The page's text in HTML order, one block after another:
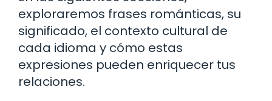
exploraremos frases románticas, su
significado, el contexto cultural de
cada idioma y cómo estas
expresiones pueden enriquecer tus
relaciones.